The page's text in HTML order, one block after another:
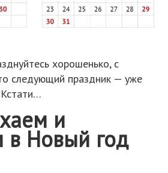
хорошенько, с
следующий праздник — уже
и
в Новый год